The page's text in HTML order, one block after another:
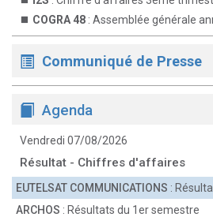
COGRA 48 : Assemblée générale
Communiqué de Presse
Agenda
Vendredi 07/08/2026
Résultat - Chiffres d'affaires
EUTELSAT COMMUNICATIONS :
ARCHOS : Résultats du 1er semestre